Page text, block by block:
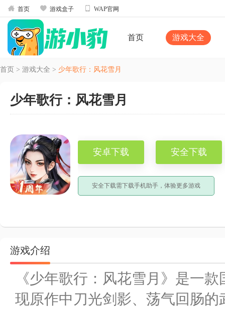
 首页  游戏盒子  WAP官网
首页 游戏大全
首页 > 游戏大全 > 少年歌行：风花雪月
少年歌行：风花雪月
安卓下载 安全下载
安全下载需下载手机助手，体验更多游戏
游戏介绍
《少年歌行：风花雪月》是一
现原作中刀光剑影、荡气回肠